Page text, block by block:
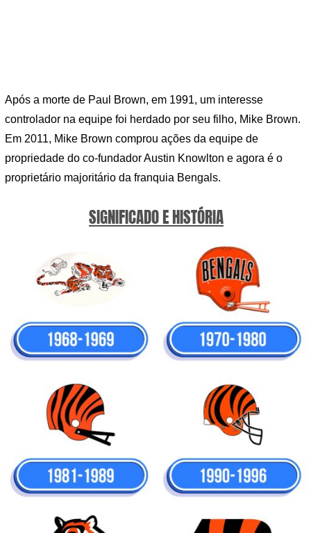
Após a morte de Paul Brown, em 1991, um interesse
controlador na equipe foi herdado por seu filho, Mike Brown.
Em 2011, Mike Brown comprou ações da equipe de
propriedade do co-fundador Austin Knowlton e agora é o
proprietário majoritário da franquia Bengals.
SIGNIFICADO E HISTÓRIA